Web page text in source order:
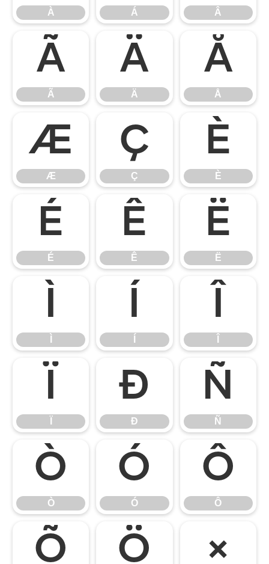
À Á Â
Ã
Ã
Ä
Ä
Å
Å
Æ
Æ
Ç
Ç
È
È
É
É
Ê
Ê
Ë
Ë
Ì Í Î
Ï Ð
Ð
Ñ
Ñ
Ò
Ò
Ó
Ó
Ô
Ô
Õ Ö ×